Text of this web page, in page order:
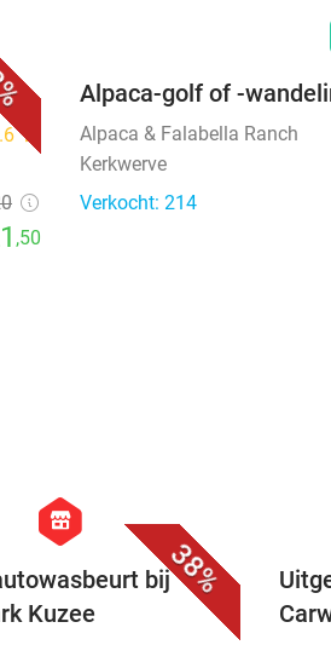
star
,50
Alpaca-golf of -
Alpaca & Falabella Ranch
Kerkwerve
Verkocht: 214
38%
hexagon
store
bij
Kuzee